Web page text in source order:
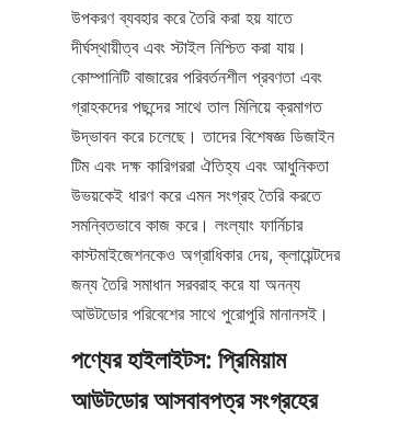
উপকরণ ব্যবহার করে তৈরি করা হয় যাতে
দীর্ঘস্থায়ীত্ব এবং স্টাইল নিশ্চিত করা যায়।
কোম্পানিটি বাজারের পরিবর্তনশীল প্রবণতা এবং
গ্রাহকদের পছন্দের সাথে তাল মিলিয়ে ক্রমাগত
উদ্ভাবন করে চলেছে। তাদের বিশেষজ্ঞ ডিজাইন
টিম এবং দক্ষ কারিগররা ঐতিহ্য এবং আধুনিকতা
উভয়কেই ধারণ করে এমন সংগ্রহ তৈরি করতে
সমন্বিতভাবে কাজ করে। লংল্যাং ফার্নিচার
কাস্টমাইজেশনকেও অগ্রাধিকার দেয়, ক্লায়েন্টদের
জন্য তৈরি সমাধান সরবরাহ করে যা অনন্য
আউটডোর পরিবেশের সাথে পুরোপুরি মানানসই।
পণ্যের হাইলাইটস: প্রিমিয়াম
আউটডোর আসবাবপত্র সংগ্রহের